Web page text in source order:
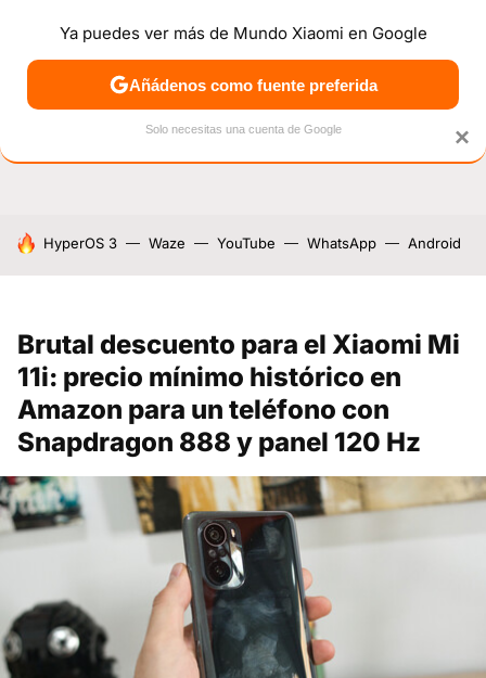
NOTICIAS MÓVILES TUTORIALES OFERTAS
HOY SE HABLA DE
HyperOS 3 Waze YouTube WhatsApp Android
Brutal descuento para el Xiaomi Mi
11i: precio mínimo histórico en
Amazon para un teléfono con
Snapdragon 888 y panel 120 Hz
×
Ya puedes ver más de Mundo Xiaomi en Google
Añádenos como fuente preferida
Solo necesitas una cuenta de Google